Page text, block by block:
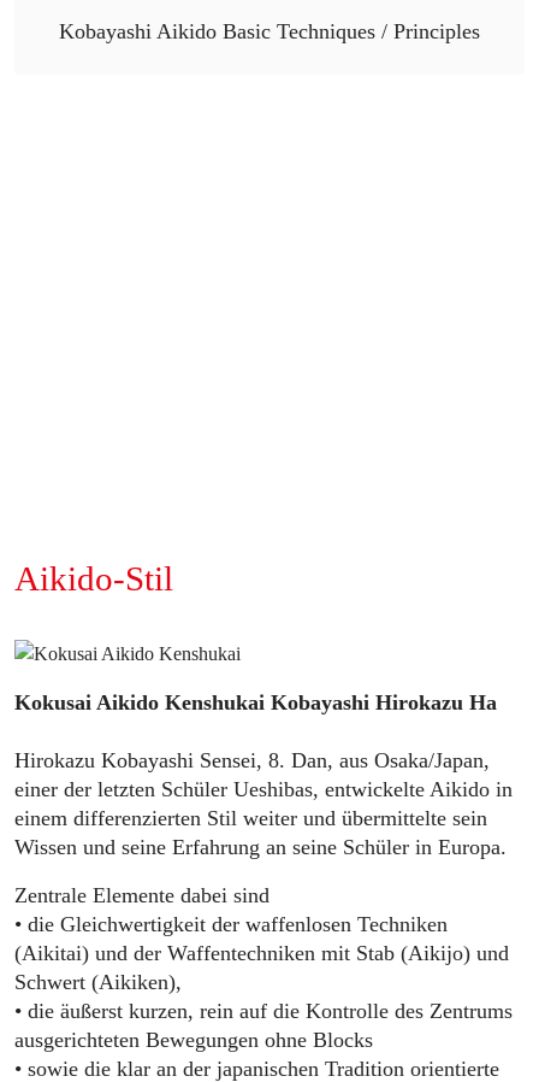
Kobayashi Aikido Basic Techniques / Principles
Aikido-Stil
Kokusai Aikido Kenshukai Kobayashi Hirokazu Ha
Hirokazu Kobayashi Sensei, 8. Dan, aus Osaka/Japan,
einer der letzten Schüler Ueshibas, entwickelte Aikido in
einem differenzierten Stil weiter und übermittelte sein
Wissen und seine Erfahrung an seine Schüler in Europa.
Zentrale Elemente dabei sind
• die Gleichwertigkeit der waffenlosen Techniken
(Aikitai) und der Waffentechniken mit Stab (Aikijo) und
Schwert (Aikiken),
• die äußerst kurzen, rein auf die Kontrolle des Zentrums
ausgerichteten Bewegungen ohne Blocks
• sowie die klar an der japanischen Tradition orientierte